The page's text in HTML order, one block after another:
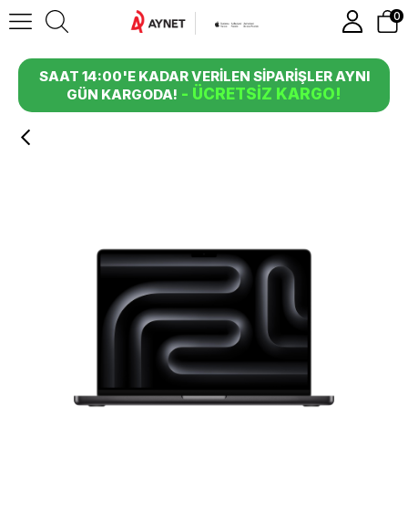
0
SAAT 14:00'E KADAR VERİLEN SİPARİŞLER AYNI
GÜN KARGODA! - ÜCRETSİZ KARGO!